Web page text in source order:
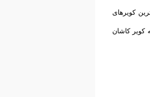
داستان ها و ویژگی های خاص خود را دارند. در ادامه متن ۱۰ تا از بهترین کویرهای
کویر کاشان